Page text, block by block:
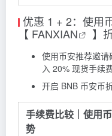
优惠 1 + 2：使用
【 FANXIAN 】
使用币安推荐邀请
入 20% 现货手续
开启 BNB 币安币
手续费比较｜使用
势